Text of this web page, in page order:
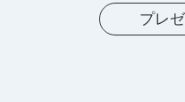
プレ